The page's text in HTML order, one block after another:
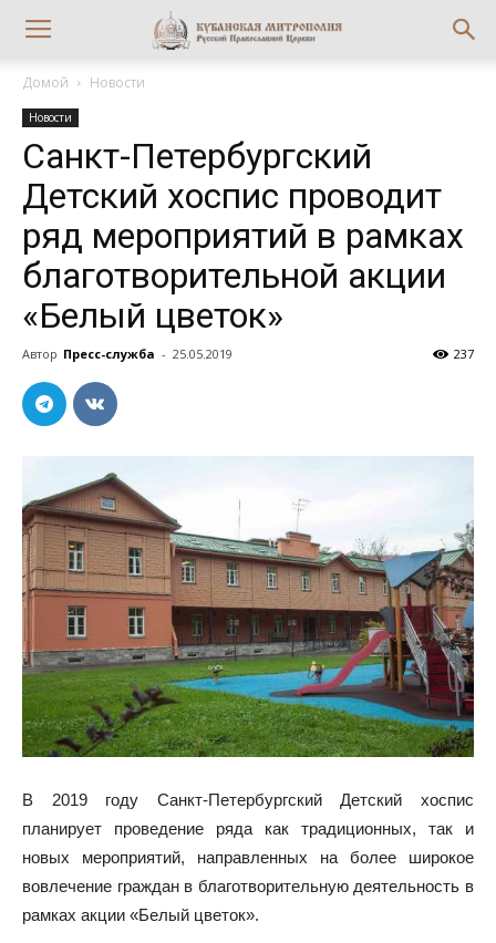
Домой Новости
Новости
Санкт-Петербургский
Детский хоспис проводит
ряд мероприятий в рамках
благотворительной акции
«Белый цветок»
Автор Пресс-служба - 25.05.2019 237
В 2019 году Санкт-Петербургский Детский хоспис
планирует проведение ряда как традиционных, так и
новых мероприятий, направленных на более широкое
вовлечение граждан в благотворительную деятельность в
рамках акции «Белый цветок».